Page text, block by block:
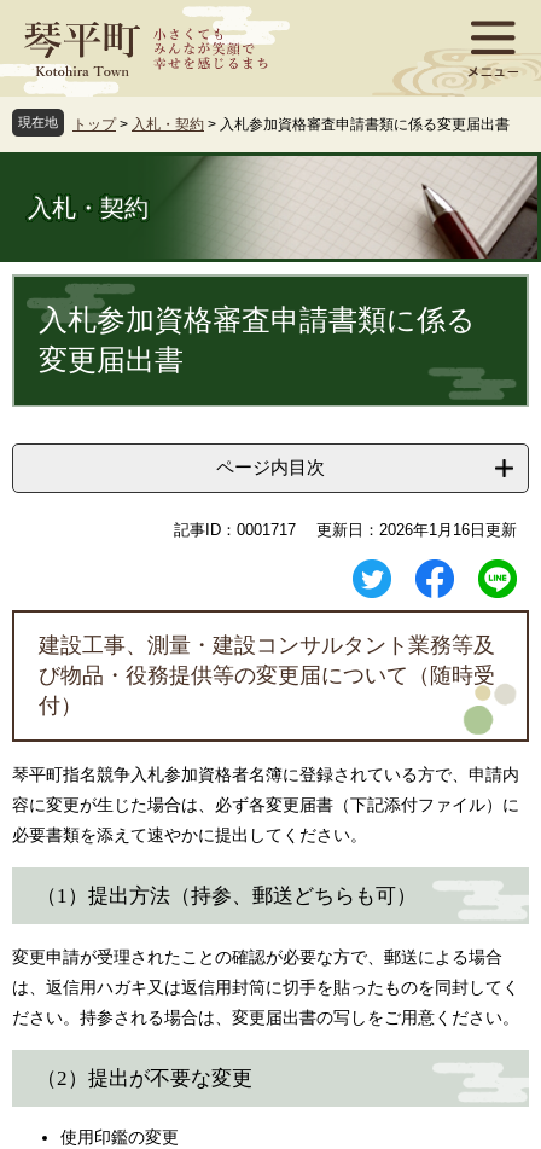
ジ
先
頭
ュ
を
飛
文
現在地 トップ > 入札・契約 > 入札参加資格審査申請書類に係る変更届出書
入札・契約
文
入札参加資格審査申請書類に係る
変更届出書
ページ内目次
記事ID：0001717 更新日：2026年1月16日更新
建設工事、測量・建設コンサルタント業務等及
び物品・役務提供等の変更届について（随時受
付）
琴平町指名競争入札参加資格者名簿に登録されている方で、申請内
容に変更が生じた場合は、必ず各変更届書（下記添付ファイル）に
必要書類を添えて速やかに提出してください。
（1）提出方法（持参、郵送どちらも可）
変更申請が受理されたことの確認が必要な方で、郵送による場合
は、返信用ハガキ又は返信用封筒に切手を貼ったものを同封してく
ださい。持参される場合は、変更届出書の写しをご用意ください。
（2）提出が不要な変更
使用印鑑の変更